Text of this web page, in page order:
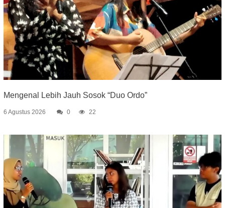
Mengenal Lebih Jauh Sosok “Duo Ordo”
6 Agustus 2026 0 22